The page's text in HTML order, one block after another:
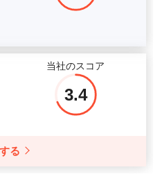
当社のスコア
3.4
る